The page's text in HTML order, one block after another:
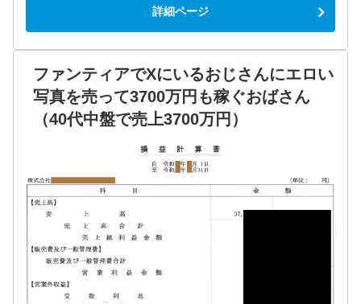
詳細ページ
ファンティアでXにいるおじさんにエロい
写真を売って3700万円も稼ぐおばさん
（40代中盤で売上3700万円）